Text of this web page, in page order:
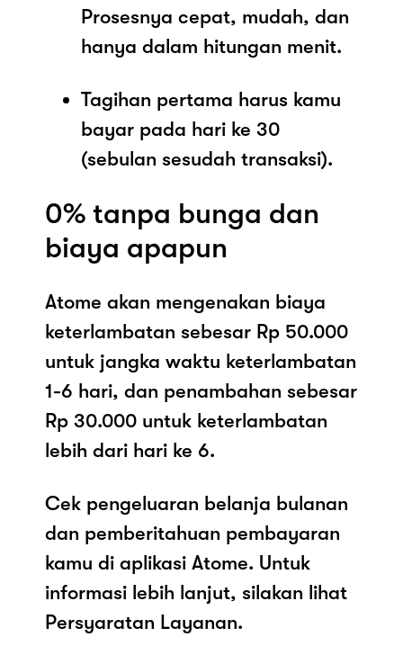
Prosesnya cepat, mudah, dan
hanya dalam hitungan menit.
Tagihan pertama harus kamu
bayar pada hari ke 30
(sebulan sesudah transaksi).
0% tanpa bunga dan
biaya apapun
Atome akan mengenakan biaya
keterlambatan sebesar Rp 50.000
untuk jangka waktu keterlambatan
1-6 hari, dan penambahan sebesar
Rp 30.000 untuk keterlambatan
lebih dari hari ke 6.
Cek pengeluaran belanja bulanan
dan pemberitahuan pembayaran
kamu di aplikasi Atome. Untuk
informasi lebih lanjut, silakan lihat
Persyaratan Layanan.